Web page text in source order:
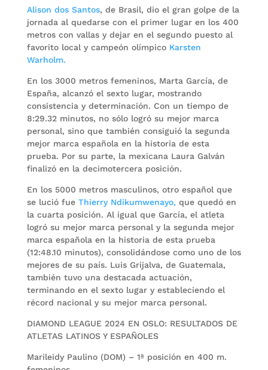
Alison dos Santos, de Brasil, dio el gran golpe de la
jornada al quedarse con el primer lugar en los 400
metros con vallas y dejar en el segundo puesto al
favorito local y campeón olímpico Karsten
Warholm.
En los 3000 metros femeninos, Marta García, de
España, alcanzó el sexto lugar, mostrando
consistencia y determinación. Con un tiempo de
8:29.32 minutos, no sólo logró su mejor marca
personal, sino que también consiguió la segunda
mejor marca española en la historia de esta
prueba. Por su parte, la mexicana Laura Galván
finalizó en la decimotercera posición.
En los 5000 metros masculinos, otro español que
se lució fue Thierry Ndikumwenayo, que quedó en
la cuarta posición. Al igual que García, el atleta
logró su mejor marca personal y la segunda mejor
marca española en la historia de esta prueba
(12:48.10 minutos), consolidándose como uno de los
mejores de su país. Luis Grijalva, de Guatemala,
también tuvo una destacada actuación,
terminando en el sexto lugar y estableciendo el
récord nacional y su mejor marca personal.
DIAMOND LEAGUE 2024 EN OSLO: RESULTADOS DE
ATLETAS LATINOS Y ESPAÑOLES
Marileidy Paulino (DOM) – 1ª posición en 400 m.